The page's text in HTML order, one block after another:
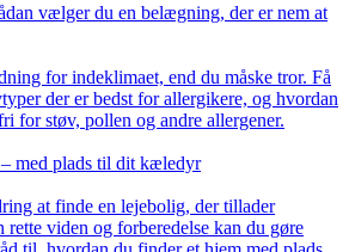
vælger du en belægning, der er nem at
for indeklimaet, end du måske tror. Få
der er bedst for allergikere, og hvordan
for støv, pollen og andre allergener.
med plads til dit kæledyr
at finde en lejebolig, der tillader
viden og forberedelse kan du gøre